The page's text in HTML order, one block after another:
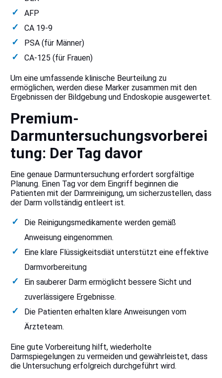
AFP
CA 19-9
PSA (für Männer)
CA-125 (für Frauen)
Um eine umfassende klinische Beurteilung zu
ermöglichen, werden diese Marker zusammen mit den
Ergebnissen der Bildgebung und Endoskopie ausgewertet.
Premium-
Darmuntersuchungsvorberei
tung: Der Tag davor
Eine genaue Darmuntersuchung erfordert sorgfältige
Planung. Einen Tag vor dem Eingriff beginnen die
Patienten mit der Darmreinigung, um sicherzustellen, dass
der Darm vollständig entleert ist.
Die Reinigungsmedikamente werden gemäß
Anweisung eingenommen.
Eine klare Flüssigkeitsdiät unterstützt eine effektive
Darmvorbereitung
Ein sauberer Darm ermöglicht bessere Sicht und
zuverlässigere Ergebnisse.
Die Patienten erhalten klare Anweisungen vom
Ärzteteam.
Eine gute Vorbereitung hilft, wiederholte
Darmspiegelungen zu vermeiden und gewährleistet, dass
die Untersuchung erfolgreich durchgeführt wird.